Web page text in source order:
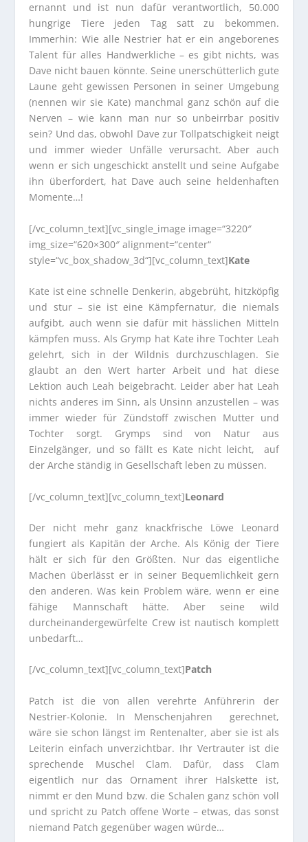
ernannt und ist nun dafür verantwortlich, 50.000
hungrige Tiere jeden Tag satt zu bekommen.
Immerhin: Wie alle Nestrier hat er ein angeborenes
Talent für alles Handwerkliche – es gibt nichts, was
Dave nicht bauen könnte. Seine unerschütterlich gute
Laune geht gewissen Personen in seiner Umgebung
(nennen wir sie Kate) manchmal ganz schön auf die
Nerven – wie kann man nur so unbeirrbar positiv
sein? Und das, obwohl Dave zur Tollpatschigkeit neigt
und immer wieder Unfälle verursacht. Aber auch
wenn er sich ungeschickt anstellt und seine Aufgabe
ihn überfordert, hat Dave auch seine heldenhaften
Momente…!
[/vc_column_text][vc_single_image image=“3220″
img_size=“620×300″ alignment=“center“
style=“vc_box_shadow_3d“][vc_column_text]Kate
Kate ist eine schnelle Denkerin, abgebrüht, hitzköpfig
und stur – sie ist eine Kämpfernatur, die niemals
aufgibt, auch wenn sie dafür mit hässlichen Mitteln
kämpfen muss. Als Grymp hat Kate ihre Tochter Leah
gelehrt, sich in der Wildnis durchzuschlagen. Sie
glaubt an den Wert harter Arbeit und hat diese
Lektion auch Leah beigebracht. Leider aber hat Leah
nichts anderes im Sinn, als Unsinn anzustellen – was
immer wieder für Zündstoff zwischen Mutter und
Tochter sorgt. Grymps sind von Natur aus
Einzelgänger, und so fällt es Kate nicht leicht, auf
der Arche ständig in Gesellschaft leben zu müssen.
[/vc_column_text][vc_column_text]Leonard
Der nicht mehr ganz knackfrische Löwe Leonard
fungiert als Kapitän der Arche. Als König der Tiere
hält er sich für den Größten. Nur das eigentliche
Machen überlässt er in seiner Bequemlichkeit gern
den anderen. Was kein Problem wäre, wenn er eine
fähige Mannschaft hätte. Aber seine wild
durcheinandergewürfelte Crew ist nautisch komplett
unbedarft…
[/vc_column_text][vc_column_text]Patch
Patch ist die von allen verehrte Anführerin der
Nestrier-Kolonie. In Menschenjahren gerechnet,
wäre sie schon längst im Rentenalter, aber sie ist als
Leiterin einfach unverzichtbar. Ihr Vertrauter ist die
sprechende Muschel Clam. Dafür, dass Clam
eigentlich nur das Ornament ihrer Halskette ist,
nimmt er den Mund bzw. die Schalen ganz schön voll
und spricht zu Patch offene Worte – etwas, das sonst
niemand Patch gegenüber wagen würde…